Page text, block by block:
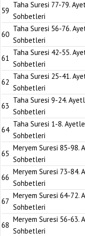
59
Taha Suresi 77-79.
Sohbetleri
60
Taha Suresi 56-76.
Sohbetleri
61
Taha Suresi 42-55.
Sohbetleri
62
Taha Suresi 25-41.
Sohbetleri
63
Taha Suresi 9-24.
Sohbetleri
64
Taha Suresi 1-8.
Sohbetleri
65
Meryem Suresi 85-98.
Sohbetleri
66
Meryem Suresi 73-84.
Sohbetleri
67
Meryem Suresi 64-72.
Sohbetleri
68
Meryem Suresi 56-63.
Sohbetleri